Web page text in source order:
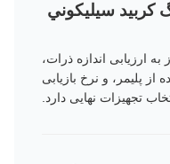
کربيد سيليکوني
ارزیابی اندازه ذرات،
از پلیمر، و نرخ بازیابی
تجهیزات نهایی دارد.